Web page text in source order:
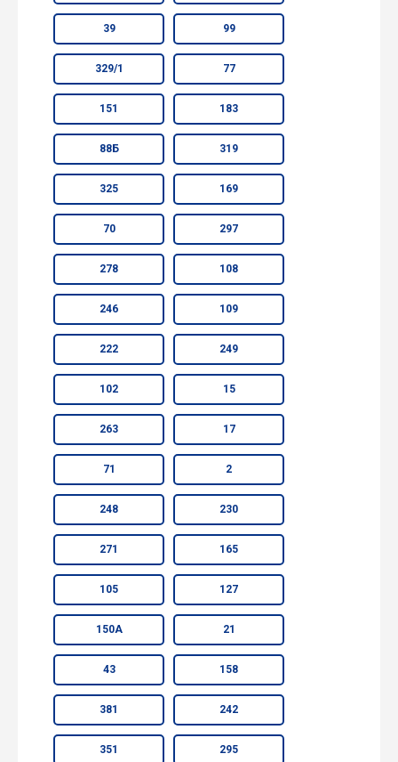
39 99
329/1 77
151 183
88Б 319
325 169
70 297
278 108
246 109
222 249
102 15
263 17
71 2
248 230
271 165
105 127
150А 21
43 158
381 242
351 295